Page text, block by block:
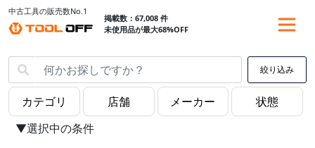
中古工具の販売数No.1
掲載数：67,008 件
未使用品が最大68%OFF
絞り込み
▼選択中の条件